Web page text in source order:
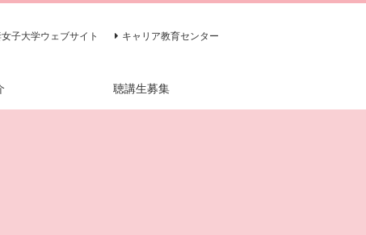
子大学ウェブサイト キャリア教育センター
聴講生募集